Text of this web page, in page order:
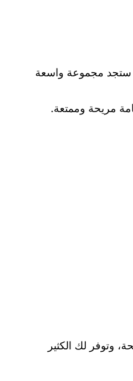
ستجد مجموعة واسعة
مريحة وممتعة.
وتوفر لك الكثير